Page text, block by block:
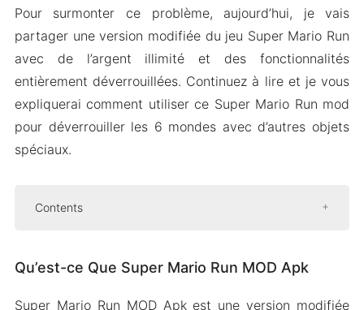
Pour surmonter ce problème, aujourd’hui, je vais
partager une version modifiée du jeu Super Mario Run
avec de l’argent illimité et des fonctionnalités
entièrement déverrouillées. Continuez à lire et je vous
expliquerai comment utiliser ce Super Mario Run mod
pour déverrouiller les 6 mondes avec d’autres objets
spéciaux.
Contents
Caractéristiques de Super Mario Run MOD Apk
Qu’est-ce Que Super Mario Run MOD Apk
Super Mario Run MOD Apk est une version modifiée